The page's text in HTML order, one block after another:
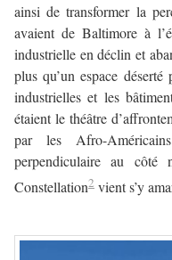
ainsi de transformer la
avaient de Baltimore à
industrielle en déclin et
plus qu’un espace
industrielles et les
étaient le théâtre
par les Afro-
perpendiculaire au
Constellation2 vient s’y